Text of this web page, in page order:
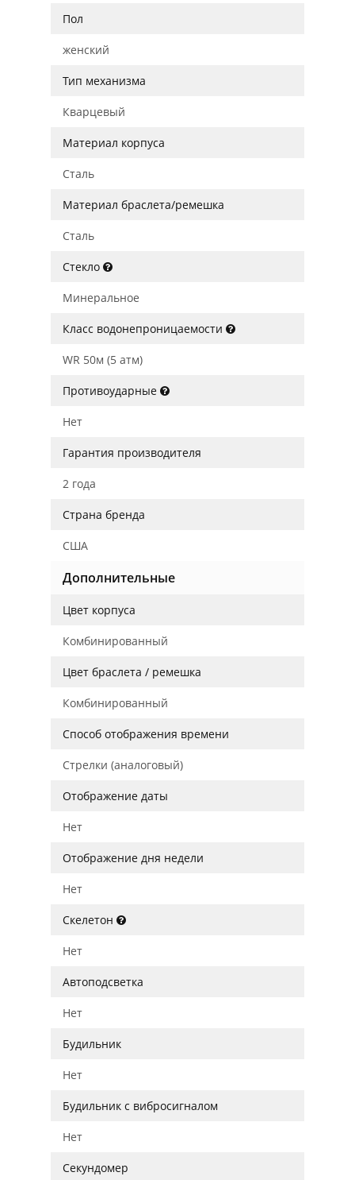
Пол
женский
Тип механизма
Кварцевый
Материал корпуса
Сталь
Материал браслета/ремешка
Сталь
Стекло
Минеральное
Класс водонепроницаемости
WR 50м (5 атм)
Противоударные
Нет
Гарантия производителя
2 года
Страна бренда
США
Дополнительные
Цвет корпуса
Комбинированный
Цвет браслета / ремешка
Комбинированный
Способ отображения времени
Стрелки (аналоговый)
Отображение даты
Нет
Отображение дня недели
Нет
Скелетон
Нет
Автоподсветка
Нет
Будильник
Нет
Будильник с вибросигналом
Нет
Секундомер